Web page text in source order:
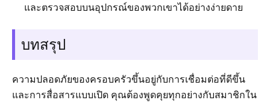
และตรวจสอบบนอุปกรณ์ของพวกเขาได้อย่างง่ายดาย
บทสรุป
ความปลอดภัยของครอบครัวขึ้นอยู่กับการเชื่อมต่อที่ดีขึ้น
และการสื่อสารแบบเปิด คุณต้องพูดคุยทุกอย่างกับสมาชิกใน